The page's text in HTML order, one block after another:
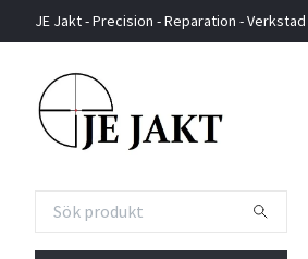
JE Jakt - Precision - Reparation - Verkstad